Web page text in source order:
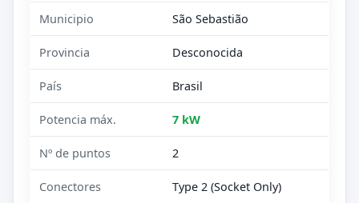
Municipio São Sebastião
Provincia Desconocida
País Brasil
Potencia máx. 7 kW
Nº de puntos 2
Conectores Type 2 (Socket Only)